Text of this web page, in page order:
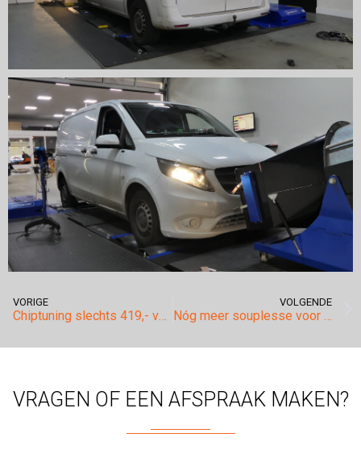
VORIGE
Chiptuning slechts 419,- voor VAG 1.6tdi motoren.
VOLGENDE
Nóg meer souplesse voor de Bmw 740d (F01).
VRAGEN OF EEN AFSPRAAK MAKEN?